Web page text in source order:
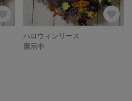
ハロウィンリース
展示中